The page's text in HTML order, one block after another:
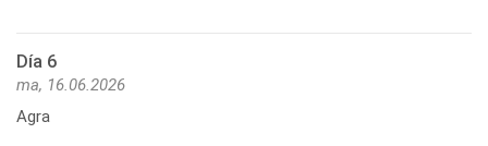
Día 6
ma, 16.06.2026
Agra